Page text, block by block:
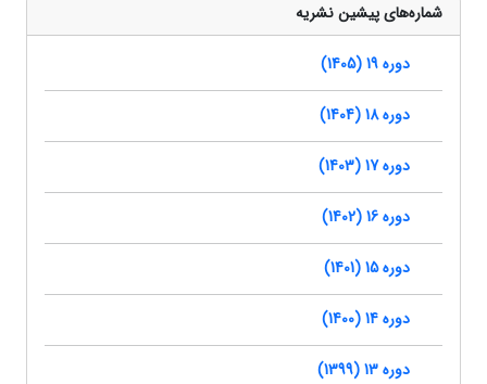
شماره‌های پیشین نشریه
دوره 19 (1405)
دوره 18 (1404)
دوره 17 (1403)
دوره 16 (1402)
دوره 15 (1401)
دوره 14 (1400)
دوره 13 (1399)